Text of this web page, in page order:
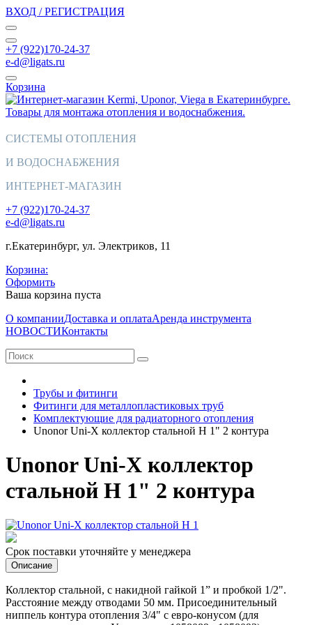
ВХОД / РЕГИСТРАЦИЯ
+7 (922)170-24-37
e-d@ligats.ru
Корзина
СИСТЕМЫ ОТОПЛЕНИЯ
И ВОДОСНАБЖЕНИЯ
ИНТЕРНЕТ-МАГАЗИН
+7 (922)170-24-37
e-d@ligats.ru
г.Екатеринбург, ул. Электриков, 11
Корзина:
Оформить
Ваша корзина пуста
О компанииДоставка и оплатаАренда инструмента
НОВОСТИКонтакты
Трубы и фитинги
Фитинги для металлопластиковых труб
Комплектующие для радиаторного отопления
Unonor Uni-X коллектор стальной Н 1" 2 контура
Unonor Uni-X коллектор
стальной Н 1" 2 контура
Срок поставки уточняйте у менеджера
Описание
Коллектор стальной, с накидной гайкой 1” и пробкой 1/2".
Расстояние между отводами 50 мм. Присоединительный
ниппель контура отопления 3/4" с евро-конусом (для